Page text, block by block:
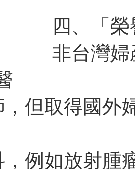
榮譽會
婦產科醫
得國外婦
放射腫瘤